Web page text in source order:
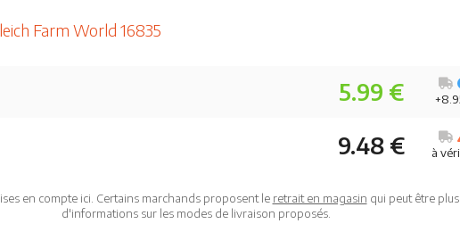
Farm World 16835
5.99 €
9.48 € à
en compte ici. Certains marchands proposent le retrait en magasin qui peut être
d'informations sur les modes de livraison proposés.